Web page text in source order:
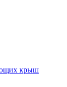
крыш